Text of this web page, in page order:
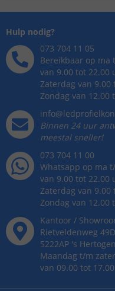
Hulp nodig?
073 704 11 05
Bereikbaar op ma
van 9.00 tot 22.00
Zaterdag van 9.00
Zondag van 12.00
Binnen 24 uur
meestal sneller!
073 704 11 00
Whatsapp op ma
van 9.00 tot 22.00
Zaterdag van 9.00
Zondag van 12.00
Kantoor /
Rietveldenweg 49D
5222AP 's
Maandag t/m
van 09.00 tot